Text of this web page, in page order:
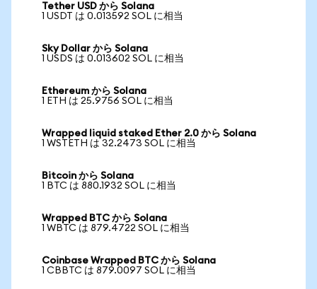
Tether USD から Solana
1 USDT は 0.013592 SOL に相当
Sky Dollar から Solana
1 USDS は 0.013602 SOL に相当
Ethereum から Solana
1 ETH は 25.9756 SOL に相当
Wrapped liquid staked Ether 2.0 から Solana
1 WSTETH は 32.2473 SOL に相当
Bitcoin から Solana
1 BTC は 880.1932 SOL に相当
Wrapped BTC から Solana
1 WBTC は 879.4722 SOL に相当
Coinbase Wrapped BTC から Solana
1 CBBTC は 879.0097 SOL に相当